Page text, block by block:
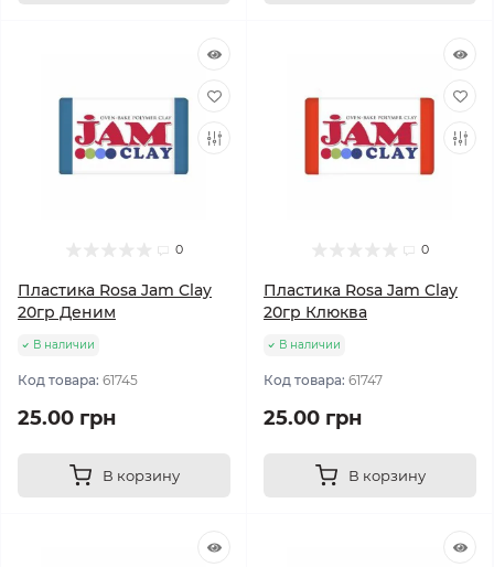
0
Пластика Rosa Jam Clay
20гр Деним
В наличии
Код товара: 61745
25.00 грн
В корзину
0
Пластика Rosa Jam Clay
20гр Клюква
В наличии
Код товара: 61747
25.00 грн
В корзину